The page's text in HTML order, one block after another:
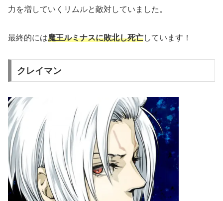
力を増していくリムルと敵対していました。
最終的には魔王ルミナスに敗北し死亡しています！
クレイマン